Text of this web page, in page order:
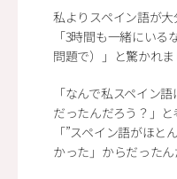
私よりスペイン語が大
「3時間も一緒にい
問題で）」と驚かれま
「なんで私スペイン
だったんだろう？」と
「”スペイン語がほ
かった」からだったん